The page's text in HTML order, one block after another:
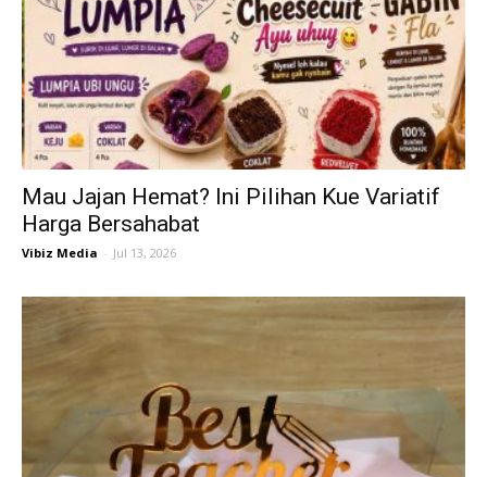
Mau Jajan Hemat? Ini Pilihan Kue Variatif
Harga Bersahabat
Vibiz Media - Jul 13, 2026